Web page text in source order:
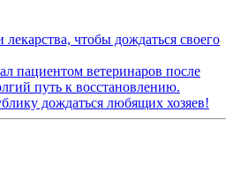
чтобы дождаться своего
пациентом ветеринаров после
путь к восстановлению.
дождаться любящих хозяев!